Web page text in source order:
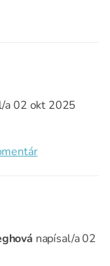
a02 okt 2025
napísal/a02